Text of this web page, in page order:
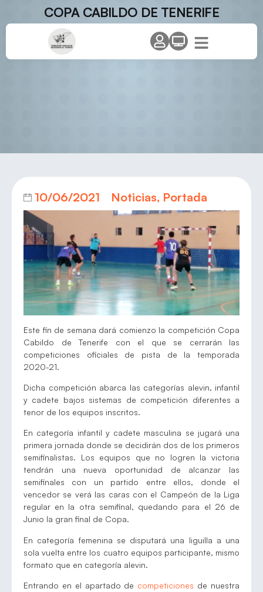
COPA CABILDO DE TENERIFE
10/06/2021 Noticias, Portada
Este fin de semana dará comienzo la competición Copa
Cabildo de Tenerife con el que se cerrarán las
competiciones oficiales de pista de la temporada
2020-21.
Dicha competición abarca las categorías alevin, infantil
y cadete bajos sistemas de competición diferentes a
tenor de los equipos inscritos.
En categoría infantil y cadete masculina se jugará una
primera jornada donde se decidirán dos de los primeros
semifinalistas. Los equipos que no logren la victoria
tendrán una nueva oportunidad de alcanzar las
semifinales con un partido entre ellos, donde el
vencedor se verá las caras con el Campeón de la Liga
regular en la otra semifinal, quedando para el 26 de
Junio la gran final de Copa.
En categoría femenina se disputará una liguilla a una
sola vuelta entre los cuatro equipos participante, mismo
formato que en categoría alevin.
Entrando en el apartado de competiciones de nuestra